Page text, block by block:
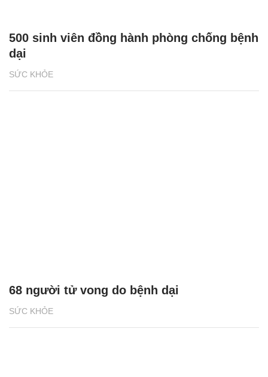
SỨC KHỎE
500 sinh viên đồng hành phòng chống bệnh
dại
SỨC KHỎE
68 người tử vong do bệnh dại